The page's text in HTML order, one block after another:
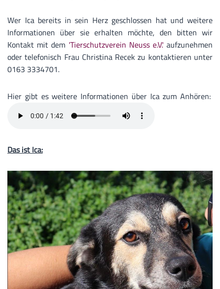
Wer Ica bereits in sein Herz geschlossen hat und weitere
Informationen über sie erhalten möchte, den bitten wir
Kontakt mit dem 'Tierschutzverein Neuss e.V.'aufzunehmen
oder telefonisch Frau Christina Recek zu kontaktieren unter
0163 3334701.
Hier gibt es weitere Informationen über Ica zum Anhören:
Das ist Ica: